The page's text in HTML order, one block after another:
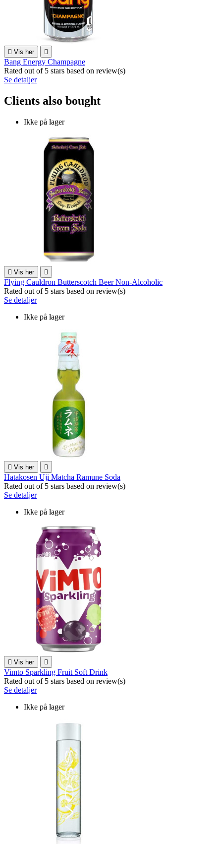
 Vis her 
Bang Energy Champagne
Rated out of 5 stars based on review(s)
Se detaljer
Clients also bought
Ikke på lager
 Vis her 
Flying Cauldron Butterscotch Beer Non-Alcoholic
Rated out of 5 stars based on review(s)
Se detaljer
Ikke på lager
 Vis her 
Hatakosen Uji Matcha Ramune Soda
Rated out of 5 stars based on review(s)
Se detaljer
Ikke på lager
 Vis her 
Vimto Sparkling Fruit Soft Drink
Rated out of 5 stars based on review(s)
Se detaljer
Ikke på lager